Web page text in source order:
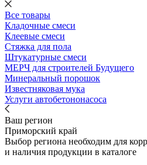
Все товары
Кладочные смеси
Клеевые смеси
Стяжка для пола
Штукатурные смеси
МЕРЧ для строителей Будущего
Минеральный порошок
Известняковая мука
Услуги автобетононасоса
Ваш регион
Приморский край
Выбор региона необходим для
и наличия продукции в каталоге